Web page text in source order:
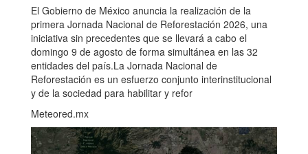
El Gobierno de México anuncia la realización de la
primera Jornada Nacional de Reforestación 2026, una
iniciativa sin precedentes que se llevará a cabo el
domingo 9 de agosto de forma simultánea en las 32
entidades del país.La Jornada Nacional de
Reforestación es un esfuerzo conjunto interinstitucional
y de la sociedad para habilitar y refor
Meteored.mx